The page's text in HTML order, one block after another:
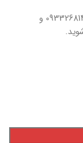
مشتری گرامی قبل از خرید به واتس اپ شماره های 09332681410 و